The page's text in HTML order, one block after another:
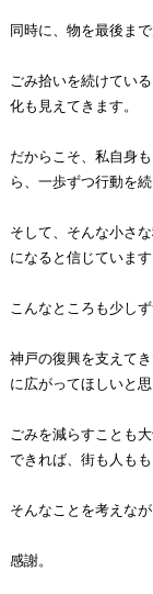
同時に、物を最後ま
ごみ拾いを続けてい
化も見えてきます。
だからこそ、私自身
ら、一歩ずつ行動を
そして、そんな小さ
になると信じています
こんなところも少し
神戸の復興を支えて
に広がってほしいと思
ごみを減らすことも
できれば、街も人も
そんなことを考えな
感謝。